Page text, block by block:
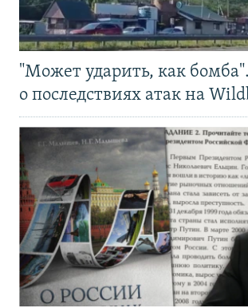
"Может ударить, как
о последствиях атак на